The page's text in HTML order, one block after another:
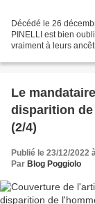
Décédé le 26
PINELLI est bien
vraiment à leurs
Le
disparition
(2/4)
Publié le 23/12/2022
Par Blog Poggiolo